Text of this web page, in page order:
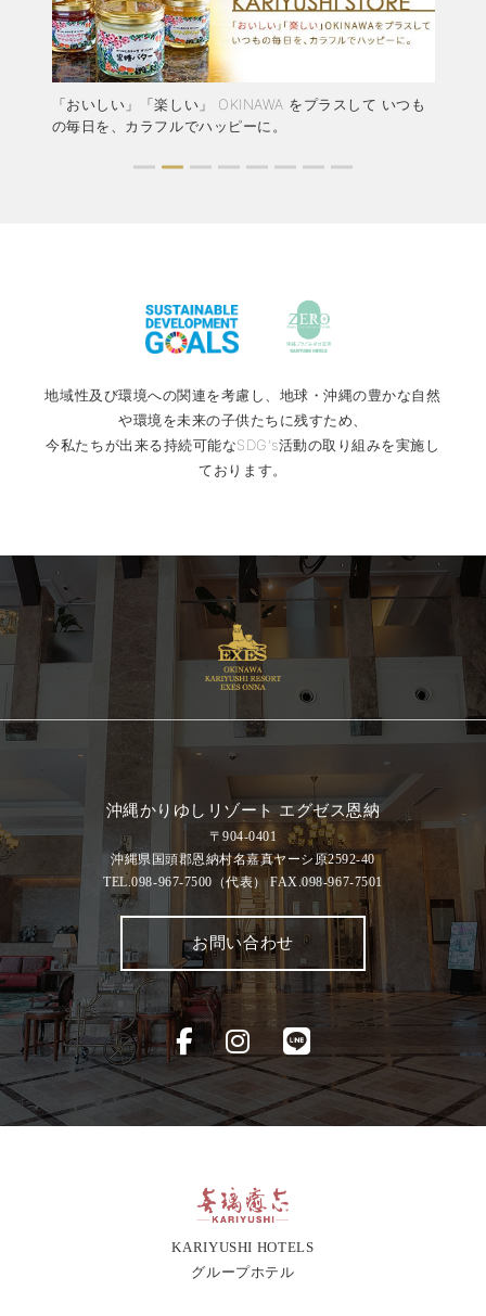
「おいしい」「楽しい」 OKINAWA をプラスして いつも
の毎日を、カラフルでハッピーに。
地域性及び環境への関連を考慮し、地球・沖縄の豊かな自然
や環境を未来の子供たちに残すため、
今私たちが出来る持続可能なSDG's活動の取り組みを実施し
ております。
沖縄かりゆしリゾート エグゼス恩納
〒904-0401
沖縄県国頭郡恩納村名嘉真ヤーシ原2592-40
TEL.098-967-7500 （代表）FAX.098-967-7501
お問い合わせ
KARIYUSHI HOTELS
グループホテル